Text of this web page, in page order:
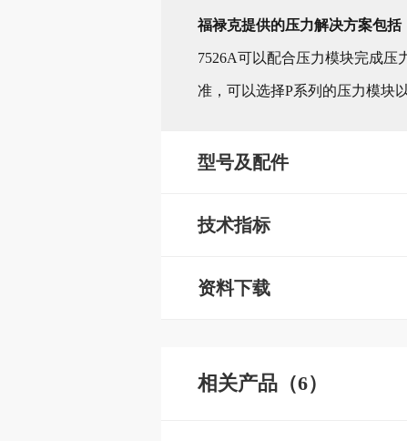
福禄克提供的压力解决方案包括
7526A可以配合压力模块完成压
准，可以选择P系列的压力模块
型号及配件
技术指标
资料下载
相关产品（6）